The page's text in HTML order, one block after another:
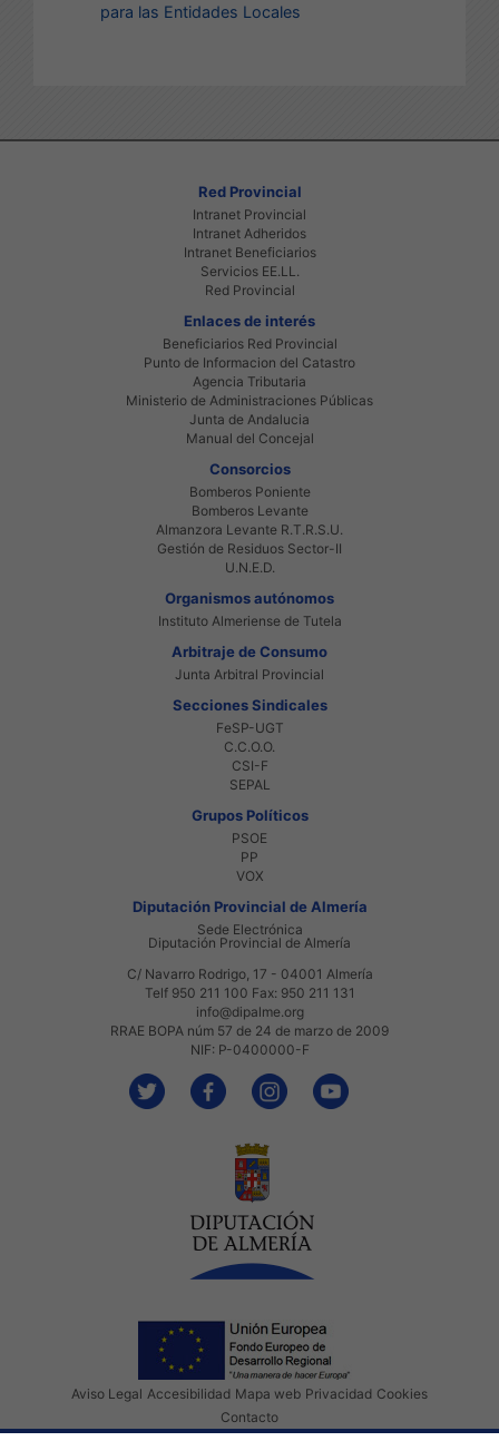
para las Entidades Locales
Red Provincial
Intranet Provincial
Intranet Adheridos
Intranet Beneficiarios
Servicios EE.LL.
Red Provincial
Enlaces de interés
Beneficiarios Red Provincial
Punto de Informacion del Catastro
Agencia Tributaria
Ministerio de Administraciones Públicas
Junta de Andalucia
Manual del Concejal
Consorcios
Bomberos Poniente
Bomberos Levante
Almanzora Levante R.T.R.S.U.
Gestión de Residuos Sector-II
U.N.E.D.
Organismos autónomos
Instituto Almeriense de Tutela
Arbitraje de Consumo
Junta Arbitral Provincial
Secciones Sindicales
FeSP-UGT
C.C.O.O.
CSI-F
SEPAL
Grupos Políticos
PSOE
PP
VOX
Diputación Provincial de Almería
Sede Electrónica
Diputación Provincial de Almería
C/ Navarro Rodrigo, 17 - 04001 Almería
Telf 950 211 100 Fax: 950 211 131
info@dipalme.org
RRAE BOPA núm 57 de 24 de marzo de 2009
NIF: P-0400000-F
Aviso Legal Accesibilidad Mapa web Privacidad Cookies
Contacto